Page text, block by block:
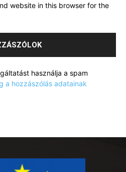
website in this browser for the
használja a spam
a hozzászólás adatainak